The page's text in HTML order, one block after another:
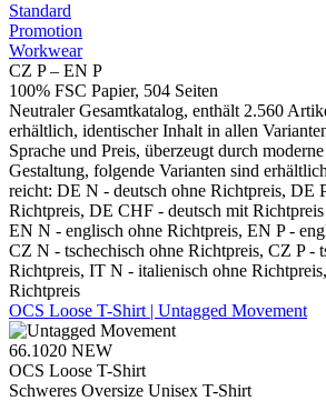
Standard
Promotion
Workwear
CZ P – EN P
100% FSC Papier, 504 Seiten
Neutraler Gesamtkatalog, enthält 2.560
erhältlich, identischer Inhalt in allen
Sprache und Preis, überzeugt durch
Gestaltung, folgende Varianten sind
reicht: DE N - deutsch ohne Richtpreis, DE
Richtpreis, DE CHF - deutsch mit
EN N - englisch ohne Richtpreis, EN P -
CZ N - tschechisch ohne Richtpreis, CZ P -
Richtpreis, IT N - italienisch ohne
Richtpreis
OCS Loose T-Shirt | Untagged Movement
66.1020 NEW
OCS Loose T-Shirt
Schweres Oversize Unisex T-Shirt